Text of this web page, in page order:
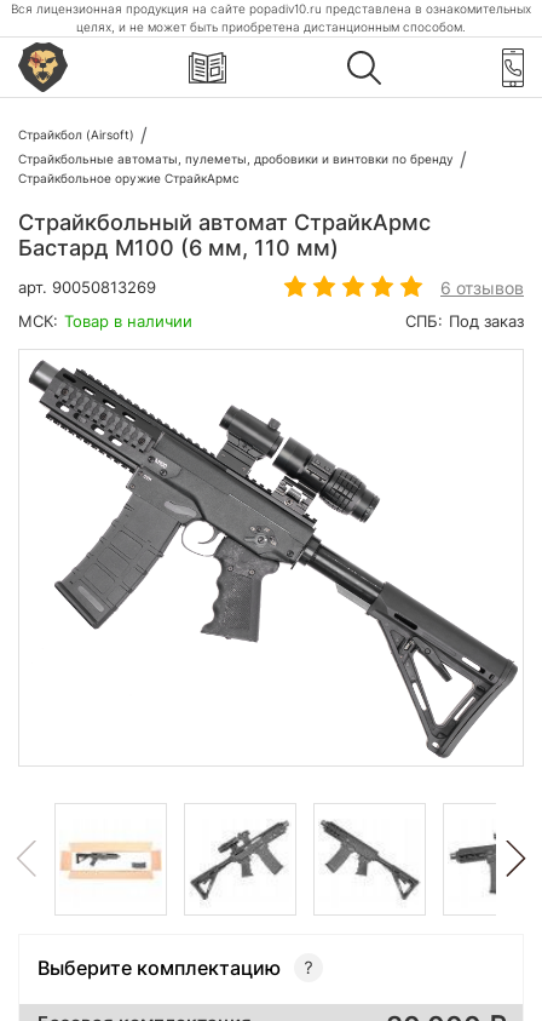
Вся лицензионная продукция на сайте popadiv10.ru представлена в ознакомительных
целях, и не может быть приобретена дистанционным способом.
Страйкбол (Airsoft)
Страйкбольные автоматы, пулеметы, дробовики и винтовки по бренду
Страйкбольное оружие СтрайкАрмс
Страйкбольный автомат СтрайкАрмс
Бастард M100 (6 мм, 110 мм)
арт. 90050813269 6 отзывов
МСК: Товар в наличии СПБ: Под заказ
Выберите комплектацию